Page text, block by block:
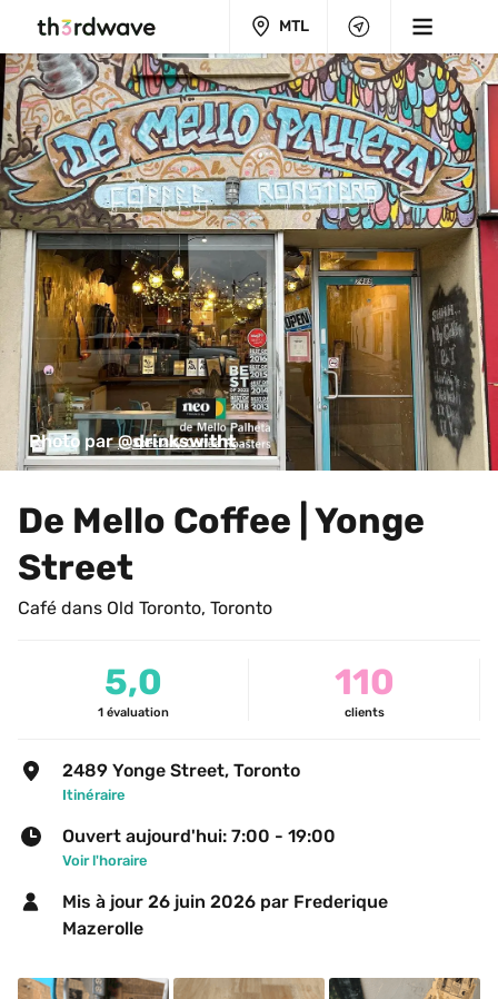
MTL
Photo par @drinkswitht
De Mello Coffee | Yonge
Street
Café dans Old Toronto, Toronto
5,0
1 évaluation
110
clients
2489 Yonge Street, Toronto
Itinéraire
Ouvert aujourd'hui: 7:00 - 19:00
Voir l'horaire
Mis à jour 26 juin 2026 par Frederique
Mazerolle